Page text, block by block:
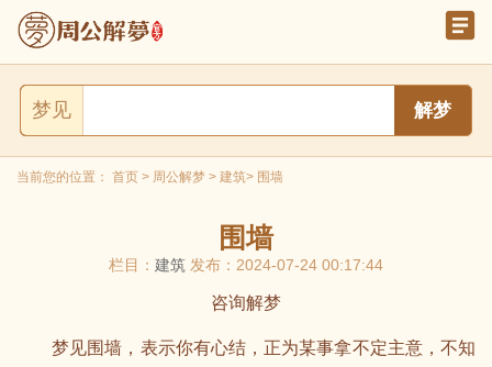
梦见
当前您的位置： 首页 > 周公解梦 > 建筑> 围墙
围墙
栏目： 建筑 发布：2024-07-24 00:17:44
咨询解梦
梦见围墙，表示你有心结，正为某事拿不定主意，不知